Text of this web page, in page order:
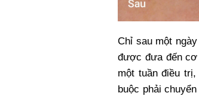
Chỉ sau một
được đưa đến
một tuần điều
buộc phải